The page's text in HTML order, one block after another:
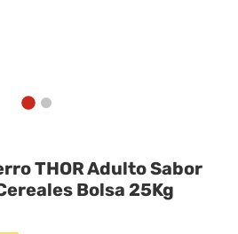
THOR Adulto Sabor
Bolsa 25Kg